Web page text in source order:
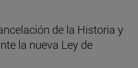
de la Historia y
la nueva Ley de